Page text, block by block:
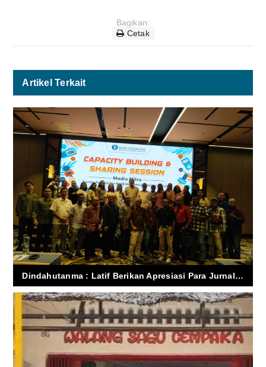
Bagikan:
Cetak
Artikel Terkait
Dindahutanma : Latif Berikan Apresiasi Para Jurnalis Maluku Ikut Capacity Building & Sharing Session